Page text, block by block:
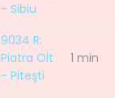
- Sibiu
9034 R:
Piatra Olt
- Piteşti
1 min